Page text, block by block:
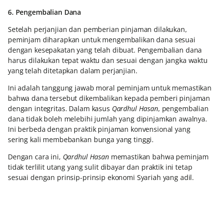
6. Pengembalian Dana
Setelah perjanjian dan pemberian pinjaman dilakukan,
peminjam diharapkan untuk mengembalikan dana sesuai
dengan kesepakatan yang telah dibuat. Pengembalian dana
harus dilakukan tepat waktu dan sesuai dengan jangka waktu
yang telah ditetapkan dalam perjanjian.
Ini adalah tanggung jawab moral peminjam untuk memastikan
bahwa dana tersebut dikembalikan kepada pemberi pinjaman
dengan integritas. Dalam kasus Qardhul Hasan, pengembalian
dana tidak boleh melebihi jumlah yang dipinjamkan awalnya.
Ini berbeda dengan praktik pinjaman konvensional yang
sering kali membebankan bunga yang tinggi.
Dengan cara ini, Qardhul Hasanmemastikan bahwa peminjam
tidak terlilit utang yang sulit dibayar dan praktik ini tetap
sesuai dengan prinsip-prinsip ekonomi Syariah yang adil.